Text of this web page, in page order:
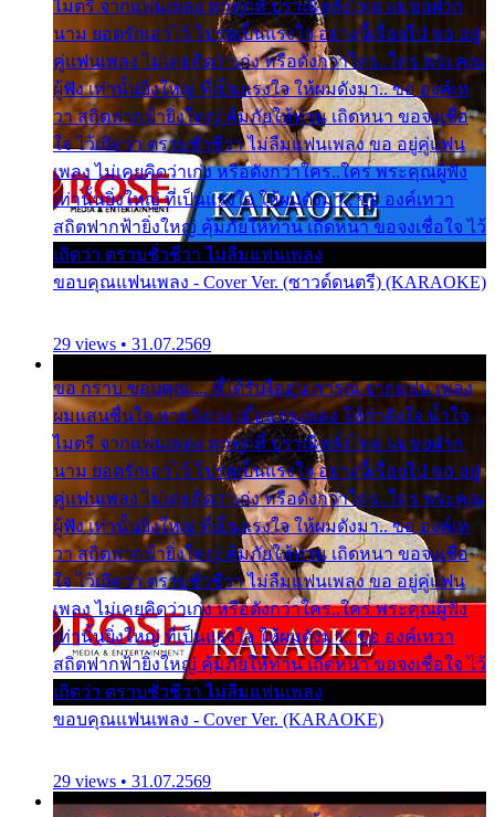
ไมตรี จากแฟนเพลง ทุกทุกที่ ปราณีหลั่งไหล ผมขอฝาก
นาม ยอดรักเอาไว้ โปรดเป็นแรงใจ อย่างนี้เรื่อยไป ขอ อยู่
คู่แฟนเพลง ไม่เคยคิดว่าเก่ง หรือดังกว่าใคร..ใคร พระคุณ
ผู้ฟัง เท่านั้นยิ่งใหญ่ ที่เป็นแรงใจ ให้ผมดังมา.. ขอ องค์เท
วา สถิตฟากฟ้ายิ่งใหญ่ คุ้มภัยให้ท่าน เถิดหนา ขอจงเชื่อ
ใจ ไว้เถิดว่า ตราบชั่วชีวา ไม่ลืมแฟนเพลง ขอ อยู่คู่แฟน
เพลง ไม่เคยคิดว่าเก่ง หรือดังกว่าใคร..ใคร พระคุณผู้ฟัง
เท่านั้นยิ่งใหญ่ ที่เป็นแรงใจ ให้ผมดังมา.. ขอ องค์เทวา
สถิตฟากฟ้ายิ่งใหญ่ คุ้มภัยให้ท่าน เถิดหนา ขอจงเชื่อใจ ไว้
เถิดว่า ตราบชั่วชีวา ไม่ลืมแฟนเพลง
ขอบคุณแฟนเพลง - Cover Ver. (ซาวด์ดนตรี) (KARAOKE)
29 views • 31.07.2569
ขอ กราบ ขอบคุณ.... ที่ได้รับไออุ่น การุณ จากแฟน เพลง
ผมแสนชื่นใจ หายวังเวง เมื่อแฟนเพลง ให้กำลังใจ น้ำใจ
ไมตรี จากแฟนเพลง ทุกทุกที่ ปราณีหลั่งไหล ผมขอฝาก
นาม ยอดรักเอาไว้ โปรดเป็นแรงใจ อย่างนี้เรื่อยไป ขอ อยู่
คู่แฟนเพลง ไม่เคยคิดว่าเก่ง หรือดังกว่าใคร..ใคร พระคุณ
ผู้ฟัง เท่านั้นยิ่งใหญ่ ที่เป็นแรงใจ ให้ผมดังมา.. ขอ องค์เท
วา สถิตฟากฟ้ายิ่งใหญ่ คุ้มภัยให้ท่าน เถิดหนา ขอจงเชื่อ
ใจ ไว้เถิดว่า ตราบชั่วชีวา ไม่ลืมแฟนเพลง ขอ อยู่คู่แฟน
เพลง ไม่เคยคิดว่าเก่ง หรือดังกว่าใคร..ใคร พระคุณผู้ฟัง
เท่านั้นยิ่งใหญ่ ที่เป็นแรงใจ ให้ผมดังมา.. ขอ องค์เทวา
สถิตฟากฟ้ายิ่งใหญ่ คุ้มภัยให้ท่าน เถิดหนา ขอจงเชื่อใจ ไว้
เถิดว่า ตราบชั่วชีวา ไม่ลืมแฟนเพลง
ขอบคุณแฟนเพลง - Cover Ver. (KARAOKE)
29 views • 31.07.2569